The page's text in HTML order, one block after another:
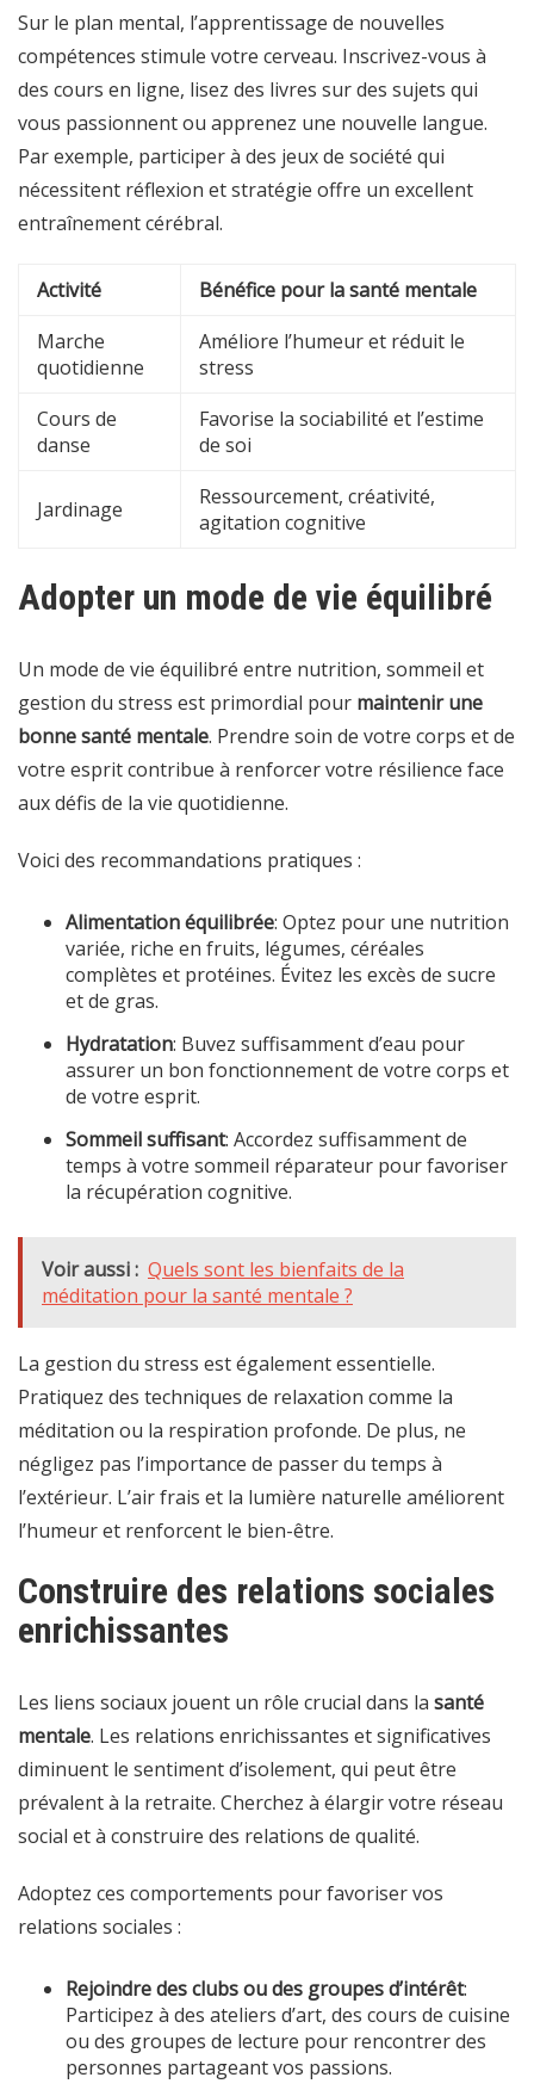
Sur le plan mental, l’apprentissage de nouvelles
compétences stimule votre cerveau. Inscrivez-vous à
des cours en ligne, lisez des livres sur des sujets qui
vous passionnent ou apprenez une nouvelle langue.
Par exemple, participer à des jeux de société qui
nécessitent réflexion et stratégie offre un excellent
entraînement cérébral.
Activité
Bénéfice pour la santé mentale
Marche
quotidienne
Améliore l’humeur et réduit le
stress
Cours de
danse
Favorise la sociabilité et l’estime
de soi
Jardinage
Ressourcement, créativité,
agitation cognitive
Adopter un mode de vie équilibré
Un mode de vie équilibré entre nutrition, sommeil et
gestion du stress est primordial pour maintenir une
bonne santé mentale. Prendre soin de votre corps et de
votre esprit contribue à renforcer votre résilience face
aux défis de la vie quotidienne.
Voici des recommandations pratiques :
Alimentation équilibrée: Optez pour une nutrition
variée, riche en fruits, légumes, céréales
complètes et protéines. Évitez les excès de sucre
et de gras.
Hydratation: Buvez suffisamment d’eau pour
assurer un bon fonctionnement de votre corps et
de votre esprit.
Sommeil suffisant: Accordez suffisamment de
temps à votre sommeil réparateur pour favoriser
la récupération cognitive.
Voir aussi : Quels sont les bienfaits de la
méditation pour la santé mentale ?
La gestion du stress est également essentielle.
Pratiquez des techniques de relaxation comme la
méditation ou la respiration profonde. De plus, ne
négligez pas l’importance de passer du temps à
l’extérieur. L’air frais et la lumière naturelle améliorent
l’humeur et renforcent le bien-être.
Construire des relations sociales
enrichissantes
Les liens sociaux jouent un rôle crucial dans la santé
mentale. Les relations enrichissantes et significatives
diminuent le sentiment d’isolement, qui peut être
prévalent à la retraite. Cherchez à élargir votre réseau
social et à construire des relations de qualité.
Adoptez ces comportements pour favoriser vos
relations sociales :
Rejoindre des clubs ou des groupes d’intérêt:
Participez à des ateliers d’art, des cours de cuisine
ou des groupes de lecture pour rencontrer des
personnes partageant vos passions.